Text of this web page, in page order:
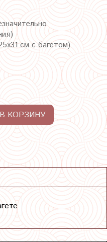
см с багетом)
В КОРЗИНУ